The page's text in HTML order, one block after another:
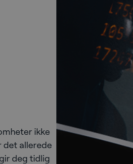
ikke
det allerede
deg tidlig